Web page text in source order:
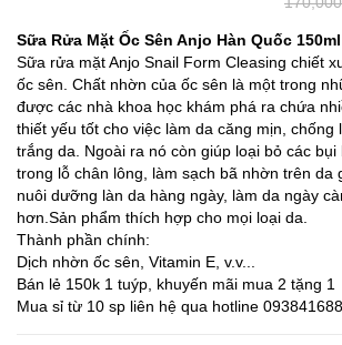
Sữa Rửa Mặt Ốc Sên Anjo Hàn Quốc 150ml
Sữa rửa mặt Anjo Snail Form Cleasing chiết
ốc sên. Chất nhờn của ốc sên là một trong
được các nhà khoa học khám phá ra chứa
thiết yếu tốt cho việc làm da căng mịn, chống
trắng da. Ngoài ra nó còn giúp loại bỏ các bụi
trong lỗ chân lông, làm sạch bã nhờn trên da
nuôi dưỡng làn da hàng ngày, làm da ngày
hơn.Sản phẩm thích hợp cho mọi loại da.
Thành phần chính:
Dịch nhờn ốc sên, Vitamin E, v.v...
Bán lẻ 150k 1 tuýp, khuyến mãi mua 2 tặng 1
Mua sỉ từ 10 sp liên hệ qua hotline